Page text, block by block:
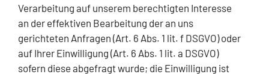
Verarbeitung auf unserem berechtigten Interesse
an der effektiven Bearbeitung der an uns
gerichteten Anfragen (Art. 6 Abs. 1 lit. f DSGVO) oder
auf Ihrer Einwilligung (Art. 6 Abs. 1 lit. a DSGVO)
sofern diese abgefragt wurde; die Einwilligung ist